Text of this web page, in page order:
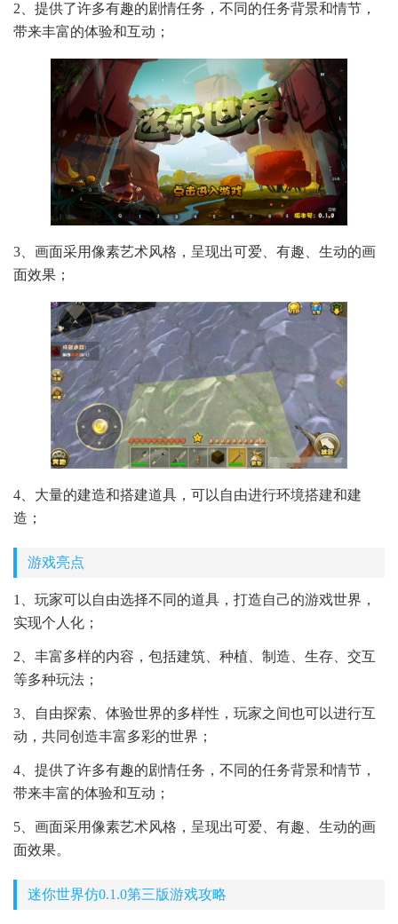
2、提供了许多有趣的剧情任务，不同的任务背景和情节，
带来丰富的体验和互动；
3、画面采用像素艺术风格，呈现出可爱、有趣、生动的画
面效果；
4、大量的建造和搭建道具，可以自由进行环境搭建和建
造；
游戏亮点
1、玩家可以自由选择不同的道具，打造自己的游戏世界，
实现个人化；
2、丰富多样的内容，包括建筑、种植、制造、生存、交互
等多种玩法；
3、自由探索、体验世界的多样性，玩家之间也可以进行互
动，共同创造丰富多彩的世界；
4、提供了许多有趣的剧情任务，不同的任务背景和情节，
带来丰富的体验和互动；
5、画面采用像素艺术风格，呈现出可爱、有趣、生动的画
面效果。
迷你世界仿0.1.0第三版游戏攻略